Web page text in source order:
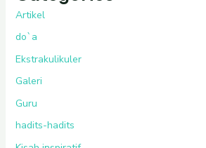
Artikel
do`a
Ekstrakulikuler
Galeri
Guru
hadits-hadits